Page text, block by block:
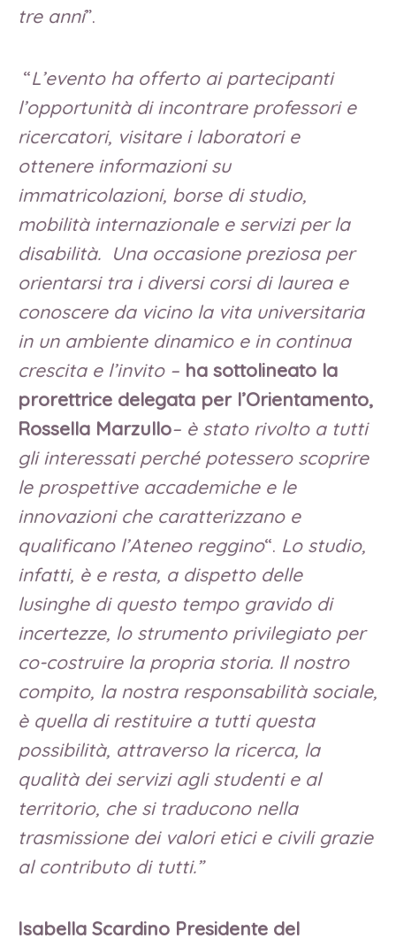
tre anni”.
“L’evento ha offerto ai partecipanti
l’opportunità di incontrare professori e
ricercatori, visitare i laboratori e
ottenere informazioni su
immatricolazioni, borse di studio,
mobilità internazionale e servizi per la
disabilità. Una occasione preziosa per
orientarsi tra i diversi corsi di laurea e
conoscere da vicino la vita universitaria
in un ambiente dinamico e in continua
crescita e l’invito – ha sottolineato la
prorettrice delegata per l’Orientamento,
Rossella Marzullo– è stato rivolto a tutti
gli interessati perché potessero scoprire
le prospettive accademiche e le
innovazioni che caratterizzano e
qualificano l’Ateneo reggino“. Lo studio,
infatti, è e resta, a dispetto delle
lusinghe di questo tempo gravido di
incertezze, lo strumento privilegiato per
co-costruire la propria storia. Il nostro
compito, la nostra responsabilità sociale,
è quella di restituire a tutti questa
possibilità, attraverso la ricerca, la
qualità dei servizi agli studenti e al
territorio, che si traducono nella
trasmissione dei valori etici e civili grazie
al contributo di tutti.”
Isabella Scardino Presidente del